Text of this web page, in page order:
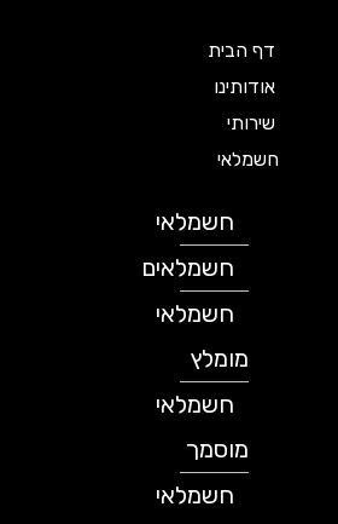
דף הבית
אודותינו
שירותי
חשמלאי
חשמלאי
חשמלאים
חשמלאי
מומלץ
חשמלאי
מוסמך
חשמלאי